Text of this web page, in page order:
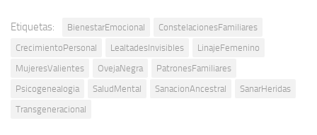
Etiquetas: BienestarEmocional
ConstelacionesFamiliares
CrecimientoPersonal
LealtadesInvisibles
LinajeFemenino
MujeresValientes
OvejaNegra
PatronesFamiliares
Psicogenealogia
SaludMental SanacionAncestral
SanarHeridas
Transgeneracional